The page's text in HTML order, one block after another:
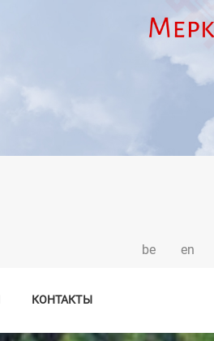
be en
КОНТАКТЫ